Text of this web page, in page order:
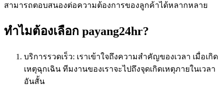
สามารถตอบสนองต่อความต้องการของลูกค้าได้หลากหลาย
ทำไมต้องเลือก payang24hr?
บริการรวดเร็ว: เราเข้าใจถึงความสำคัญของเวลา เมื่อเกิด
เหตุฉุกเฉิน ทีมงานของเราจะไปถึงจุดเกิดเหตุภายในเวลา
อันสั้น